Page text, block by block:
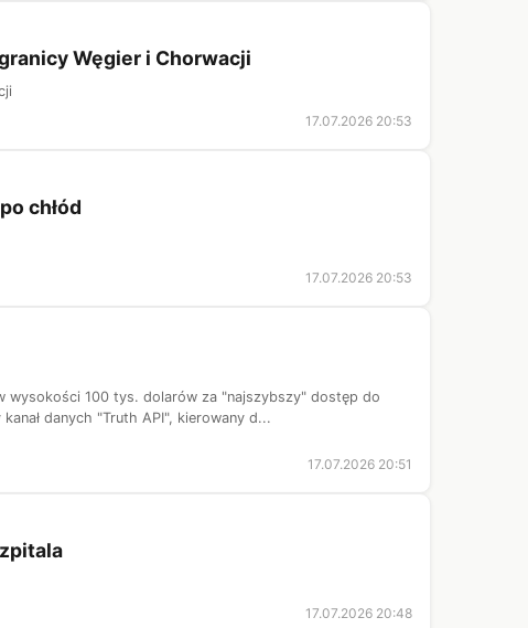
Węgier i Chorwacji
17.07.2026 20:53
chłód
17.07.2026 20:53
wysokości 100 tys. dolarów za "najszybszy" dostęp do
danych "Truth API", kierowany d...
17.07.2026 20:51
17.07.2026 20:48